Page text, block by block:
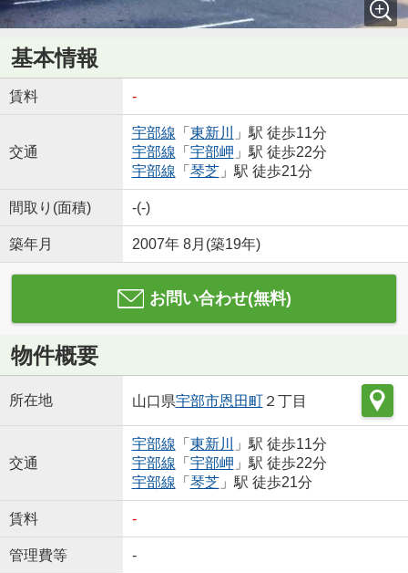
基本情報
賃料 -
交通
宇部線 「 東新川
」駅 徒歩11分
宇部線 「 宇部岬 」駅 徒歩22分
宇部線 「 琴芝」駅 徒歩21分
間取り(面積) -(-)
築年月 2007年 8月(築19年)
お問い合わせ(無料)
物件概要
所在地 山口県宇部市恩田町２丁目
交通
宇部線 「 東新川
」駅 徒歩11分
宇部線 「 宇部岬 」駅 徒歩22分
宇部線 「 琴芝」駅 徒歩21分
賃料 -
管理費等 -